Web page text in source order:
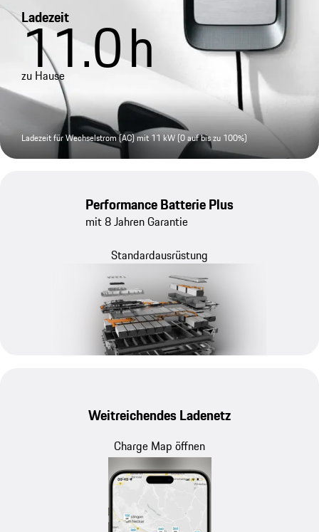
Ladezeit
11.0h
zu Hause
Ladezeit für Wechselstrom (AC) mit 11 kW (0 auf bis zu 100%)
Performance Batterie Plus
mit 8 Jahren Garantie
Standardausrüstung
Weitreichendes Ladenetz
Charge Map öffnen